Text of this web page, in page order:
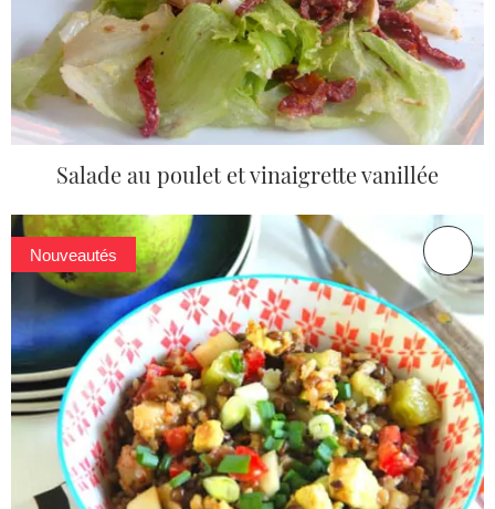
Salade au poulet et vinaigrette vanillée
Nouveautés